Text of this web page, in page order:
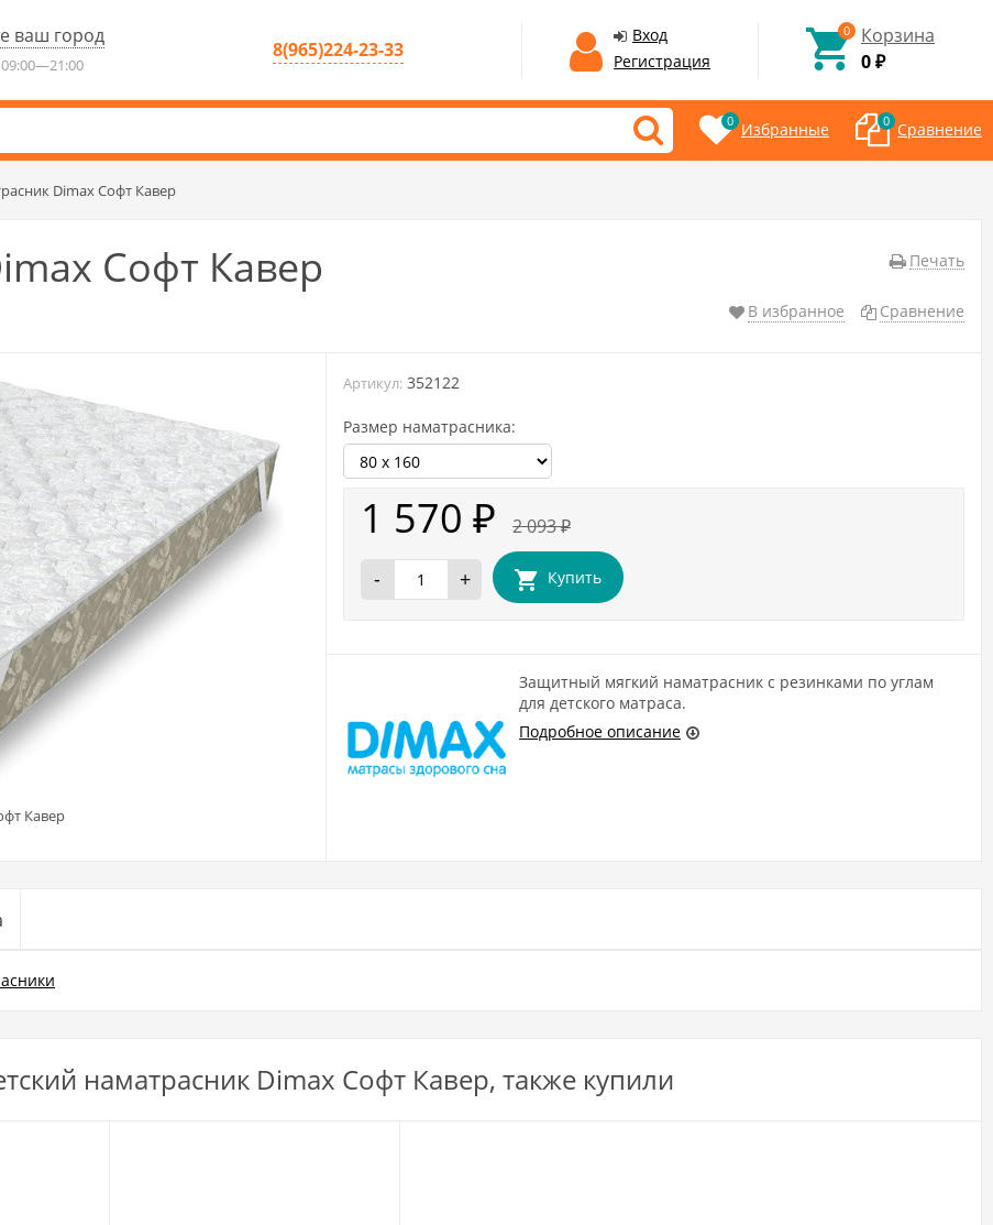
ваш город
8(965)224-23-33
Вход
Регистрация
0
Корзина
0₽
0 Избранные 0 Сравнение
Dimax Софт Кавер
Печать
Софт Кавер
В избранное Сравнение
Кавер
Артикул: 352122
Размер наматрасника:
1 570₽ 2 093₽
- + Купить
Защитный мягкий наматрасник с резинками по углам
для детского матраса.
Подробное описание
наматрасник Dimax Софт Кавер, также купили